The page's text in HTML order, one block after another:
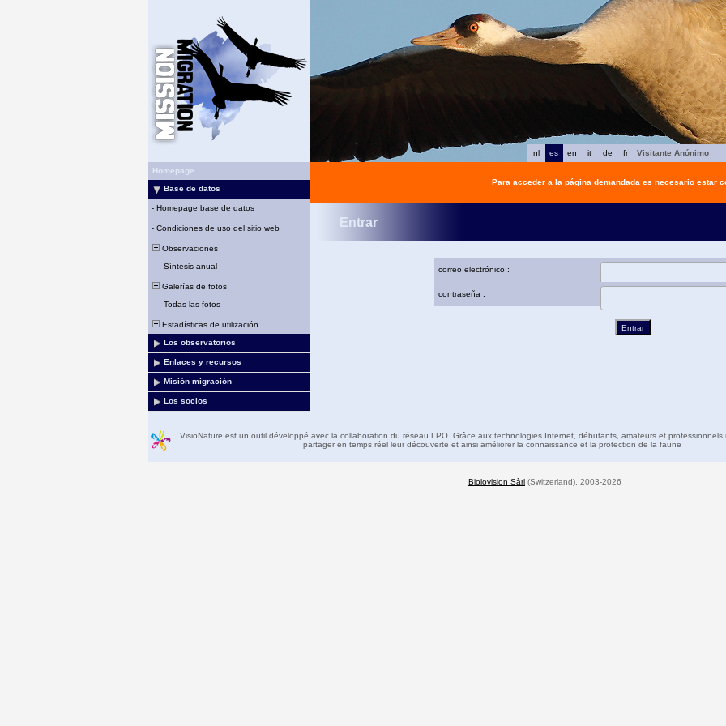
fr
de
it
en
es
nl
Visitante Anónimo
Homepage
Base de datos
- Homepage base de datos
- Condiciones de uso del sitio web
Observaciones
- Síntesis anual
Galerías de fotos
- Todas las fotos
Estadísticas de utilización
Los observatorios
Enlaces y recursos
Misión migración
Los socios
Para acceder a la página demandada es necesario estar
Entrar
correo electrónico :
contraseña :
VisioNature est un outil développé avec la collaboration du réseau LPO. Grâce aux technologies Internet, débutants, amateurs et professionnels
partager en temps réel leur découverte et ainsi améliorer la connaissance et la protection de la faune
Biolovision Sàrl (Switzerland), 2003-2026